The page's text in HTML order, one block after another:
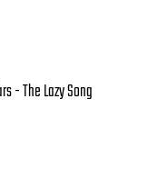
- The Lazy Song